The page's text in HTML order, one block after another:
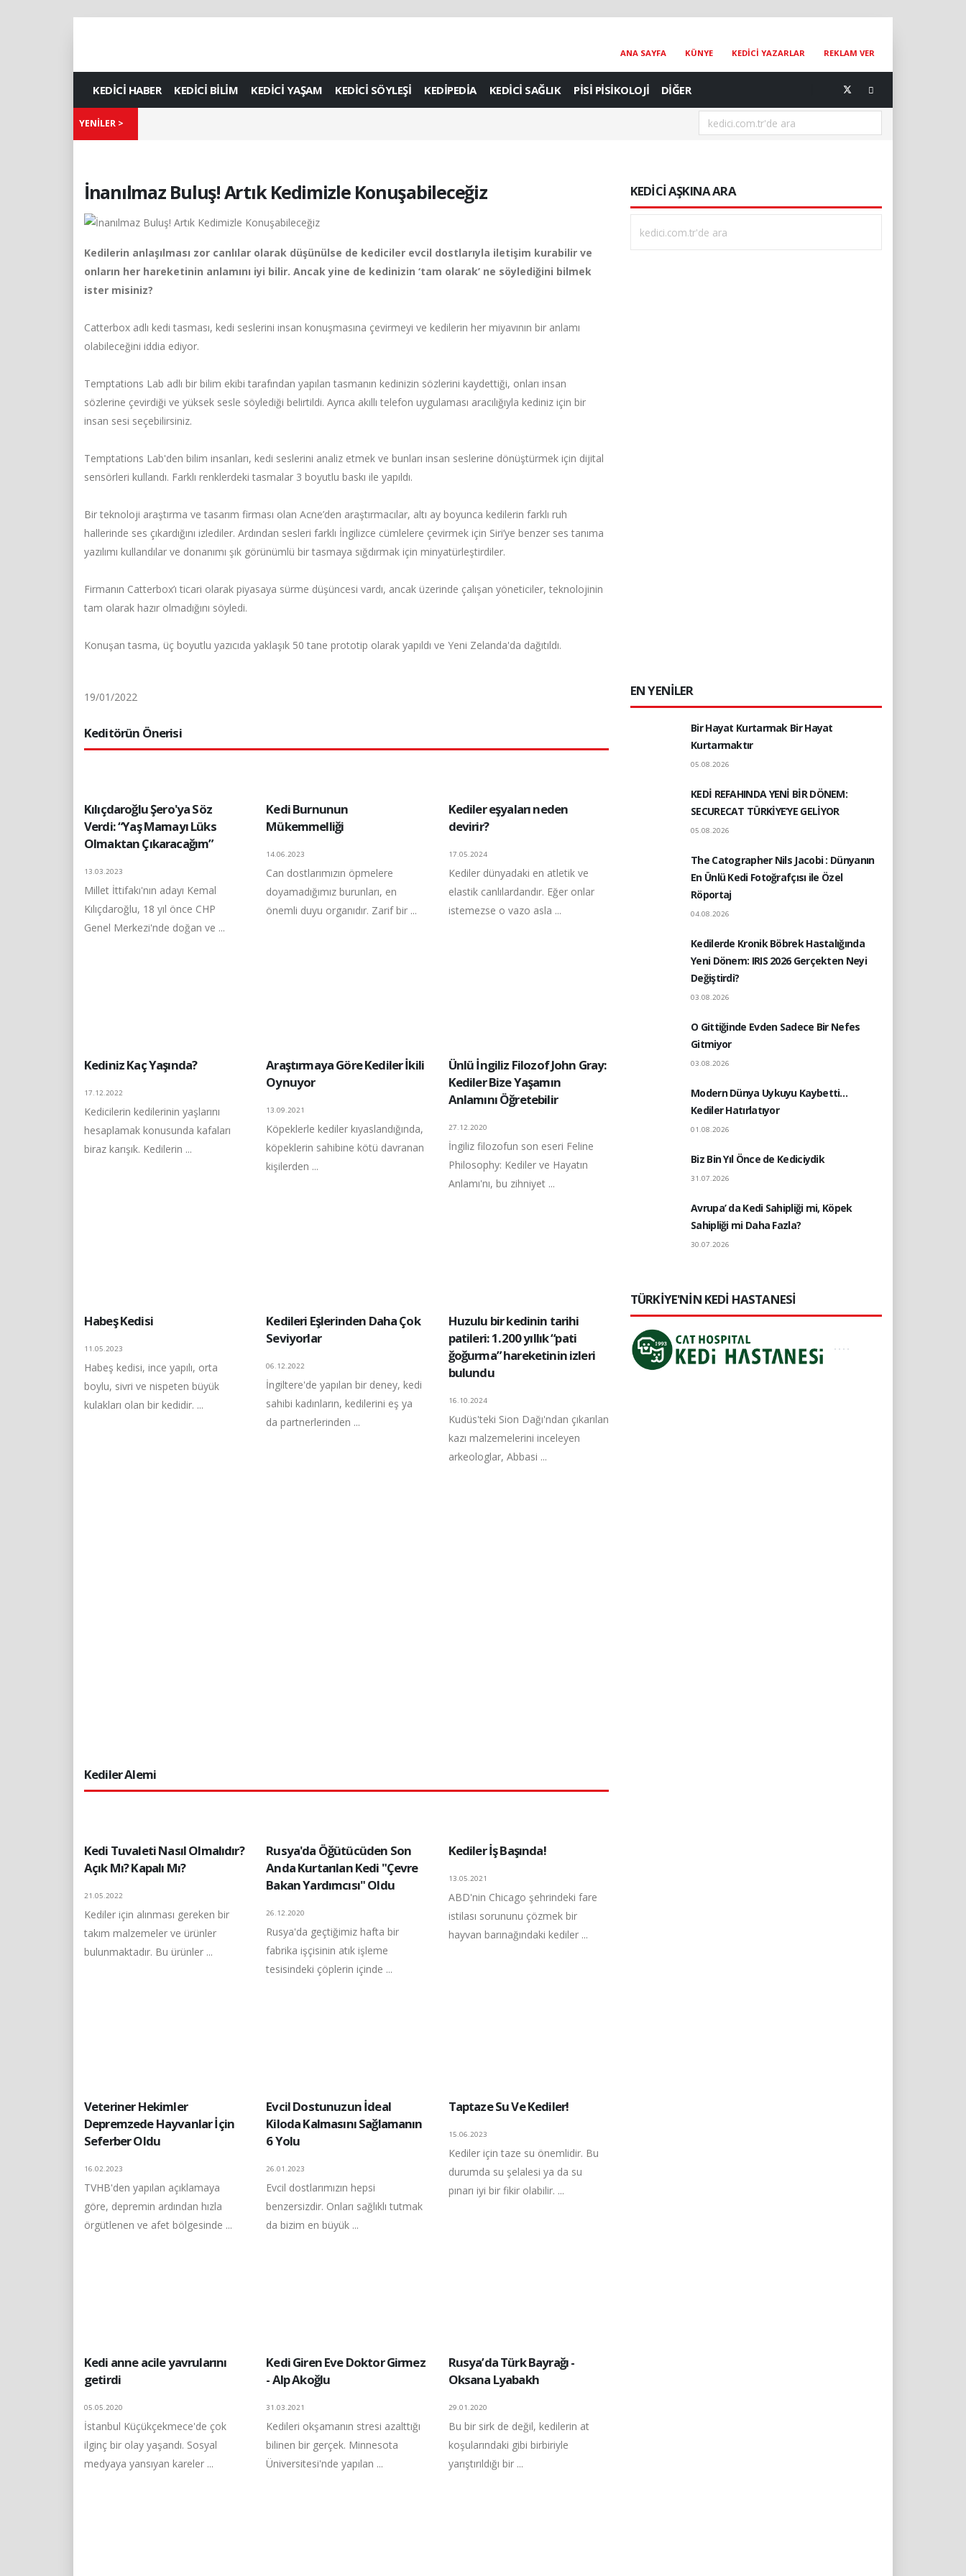
ANA SAYFA KÜNYE KEDİCİ YAZARLAR REKLAM VER
KEDİCİ HABER KEDİCİ BİLİM KEDİCİ YAŞAM KEDİCİ SÖYLEŞİ KEDİPEDİA KEDİCİ SAĞLIK PİSİ PİSİKOLOJİ DİĞER
YENİLER >
İnanılmaz Buluş! Artık Kedimizle Konuşabileceğiz
Kedilerin anlaşılması zor canlılar olarak düşünülse de kediciler evcil dostlarıyla iletişim kurabilir ve
onların her hareketinin anlamını iyi bilir. Ancak yine de kedinizin ‘tam olarak’ ne söylediğini bilmek
ister misiniz?
Catterbox adlı kedi tasması, kedi seslerini insan konuşmasına çevirmeyi ve kedilerin her miyavının bir anlamı
olabileceğini iddia ediyor.
Temptations Lab adlı bir bilim ekibi tarafından yapılan tasmanın kedinizin sözlerini kaydettiği, onları insan
sözlerine çevirdiği ve yüksek sesle söylediği belirtildi. Ayrıca akıllı telefon uygulaması aracılığıyla kediniz için bir
insan sesi seçebilirsiniz.
Temptations Lab'den bilim insanları, kedi seslerini analiz etmek ve bunları insan seslerine dönüştürmek için dijital
sensörleri kullandı. Farklı renklerdeki tasmalar 3 boyutlu baskı ile yapıldı.
Bir teknoloji araştırma ve tasarım firması olan Acne’den araştırmacılar, altı ay boyunca kedilerin farklı ruh
hallerinde ses çıkardığını izlediler. Ardından sesleri farklı İngilizce cümlelere çevirmek için Siri’ye benzer ses tanıma
yazılımı kullandılar ve donanımı şık görünümlü bir tasmaya sığdırmak için minyatürleştirdiler.
Firmanın Catterbox’ı ticari olarak piyasaya sürme düşüncesi vardı, ancak üzerinde çalışan yöneticiler, teknolojinin
tam olarak hazır olmadığını söyledi.
Konuşan tasma, üç boyutlu yazıcıda yaklaşık 50 tane prototip olarak yapıldı ve Yeni Zelanda'da dağıtıldı.
19/01/2022
Keditörün Önerisi
Kılıçdaroğlu Şero'ya Söz
Verdi: “Yaş Mamayı Lüks
Olmaktan Çıkaracağım”
13.03.2023
Millet İttifakı'nın adayı Kemal
Kılıçdaroğlu, 18 yıl önce CHP
Genel Merkezi'nde doğan ve ...
Kedi Burnunun
Mükemmelliği
14.06.2023
Can dostlarımızın öpmelere
doyamadığımız burunları, en
önemli duyu organıdır. Zarif bir ...
Kediler eşyaları neden
devirir?
17.05.2024
Kediler dünyadaki en atletik ve
elastik canlılardandır. Eğer onlar
istemezse o vazo asla ...
Kediniz Kaç Yaşında?
17.12.2022
Kedicilerin kedilerinin yaşlarını
hesaplamak konusunda kafaları
biraz karışık. Kedilerin ...
Araştırmaya Göre Kediler İkili
Oynuyor
13.09.2021
Köpeklerle kediler kıyaslandığında,
köpeklerin sahibine kötü davranan
kişilerden ...
Ünlü İngiliz Filozof John Gray:
Kediler Bize Yaşamın
Anlamını Öğretebilir
27.12.2020
İngiliz filozofun son eseri Feline
Philosophy: Kediler ve Hayatın
Anlamı'nı, bu zihniyet ...
Habeş Kedisi
11.05.2023
Habeş kedisi, ince yapılı, orta
boylu, sivri ve nispeten büyük
kulakları olan bir kedidir. ...
Kedileri Eşlerinden Daha Çok
Seviyorlar
06.12.2022
İngiltere'de yapılan bir deney, kedi
sahibi kadınların, kedilerini eş ya
da partnerlerinden ...
Huzulu bir kedinin tarihi
patileri: 1.200 yıllık “pati
ğoğurma” hareketinin izleri
bulundu
16.10.2024
Kudüs'teki Sion Dağı'ndan çıkarılan
kazı malzemelerini inceleyen
arkeologlar, Abbasi ...
Kediler Alemi
Kedi Tuvaleti Nasıl Olmalıdır?
Açık Mı? Kapalı Mı?
21.05.2022
Kediler için alınması gereken bir
takım malzemeler ve ürünler
bulunmaktadır. Bu ürünler ...
Rusya'da Öğütücüden Son
Anda Kurtarılan Kedi "Çevre
Bakan Yardımcısı" Oldu
26.12.2020
Rusya'da geçtiğimiz hafta bir
fabrika işçisinin atık işleme
tesisindeki çöplerin içinde ...
Kediler İş Başında!
13.05.2021
ABD'nin Chicago şehrindeki fare
istilası sorununu çözmek bir
hayvan barınağındaki kediler ...
Veteriner Hekimler
Depremzede Hayvanlar İçin
Seferber Oldu
16.02.2023
TVHB'den yapılan açıklamaya
göre, depremin ardından hızla
örgütlenen ve afet bölgesinde ...
Evcil Dostunuzun İdeal
Kiloda Kalmasını Sağlamanın
6 Yolu
26.01.2023
Evcil dostlarımızın hepsi
benzersizdir. Onları sağlıklı tutmak
da bizim en büyük ...
Taptaze Su Ve Kediler!
15.06.2023
Kediler için taze su önemlidir. Bu
durumda su şelalesi ya da su
pınarı iyi bir fikir olabilir. ...
Kedi anne acile yavrularını
getirdi
05.05.2020
İstanbul Küçükçekmece'de çok
ilginç bir olay yaşandı. Sosyal
medyaya yansıyan kareler ...
Kedi Giren Eve Doktor Girmez
- Alp Akoğlu
31.03.2021
Kedileri okşamanın stresi azalttığı
bilinen bir gerçek. Minnesota
Üniversitesi'nde yapılan ...
Rusya’da Türk Bayrağı -
Oksana Lyabakh
29.01.2020
Bu bir sirk de değil, kedilerin at
koşularındaki gibi birbiriyle
yarıştırıldığı bir ...
KEDİCİ AŞKINA ARA
EN YENİLER
Bir Hayat Kurtarmak Bir Hayat
Kurtarmaktır
05.08.2026
KEDİ REFAHINDA YENİ BİR DÖNEM:
SECURECAT TÜRKİYE’YE GELİYOR
05.08.2026
The Catographer Nils Jacobi : Dünyanın
En Ünlü Kedi Fotoğrafçısı ile Özel
Röportaj
04.08.2026
Kedilerde Kronik Böbrek Hastalığında
Yeni Dönem: IRIS 2026 Gerçekten Neyi
Değiştirdi?
03.08.2026
O Gittiğinde Evden Sadece Bir Nefes
Gitmiyor
03.08.2026
Modern Dünya Uykuyu Kaybetti…
Kediler Hatırlatıyor
01.08.2026
Biz Bin Yıl Önce de Kediciydik
31.07.2026
Avrupa’ da Kedi Sahipliği mi, Köpek
Sahipliği mi Daha Fazla?
30.07.2026
TÜRKİYE'NİN KEDİ HASTANESİ